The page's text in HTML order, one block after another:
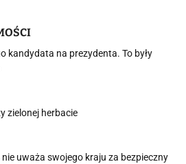
kandydata na prezydenta. To były
zielonej herbacie
uważa swojego kraju za bezpieczny